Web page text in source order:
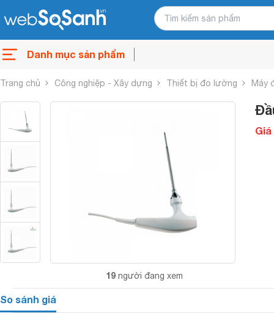
Danh mục sản phẩm
Trang chủ Công nghiệp - Xây dựng Thiết bị đo lường Máy
19 người đang xem
Giá
So sánh giá